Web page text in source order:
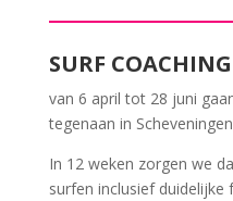
SURF
van 6 april tot 28 juni
tegenaan in
In 12 weken zorgen we
surfen inclusief duidelijke